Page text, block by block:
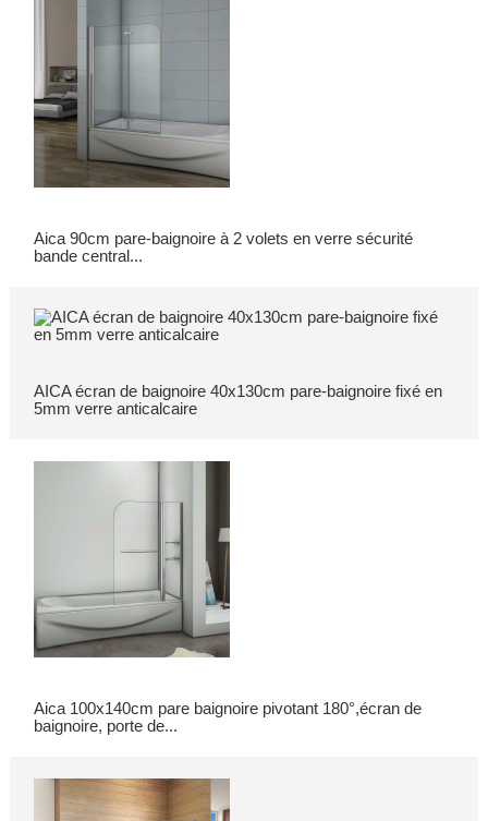
Aica 90cm pare-baignoire à 2 volets en verre sécurité
bande central...
AICA écran de baignoire 40x130cm pare-baignoire fixé en
5mm verre anticalcaire
Aica 100x140cm pare baignoire pivotant 180°,écran de
baignoire, porte de...